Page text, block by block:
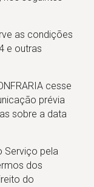
as condições
e outras
cesse
prévia
sobre a data
Serviço pela
dos
do